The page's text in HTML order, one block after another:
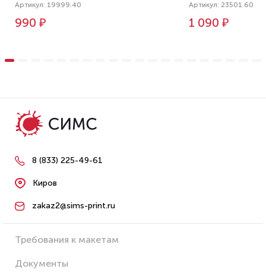
Артикул: 19999.40
990 ₽
Артикул: 23501.60
1 090 ₽
8 (833) 225-49-61
Киров
zakaz2@sims-print.ru
Требования к макетам
Документы